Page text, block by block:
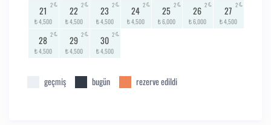
21
₺ 4,500
2 22
₺ 4,500
2 23
₺ 4,500
2 24
₺ 4,500
2 25
₺ 6,000
2 26
₺ 6,000
2 27
₺ 4,500
2
28
₺ 4,500
2 29
₺ 4,500
2 30
₺ 4,500
2
geçmiş bugün rezerve edildi